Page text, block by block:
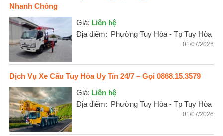
Nhanh Chóng
Giá: Liên hệ
Địa điểm: Phường Tuy Hòa - Tp Tuy Hòa
01/07/2026
Dịch Vụ Xe Cẩu Tuy Hòa Uy Tín 24/7 – Gọi 0868.15.3579
Giá: Liên hệ
Địa điểm: Phường Tuy Hòa - Tp Tuy Hòa
01/07/2026